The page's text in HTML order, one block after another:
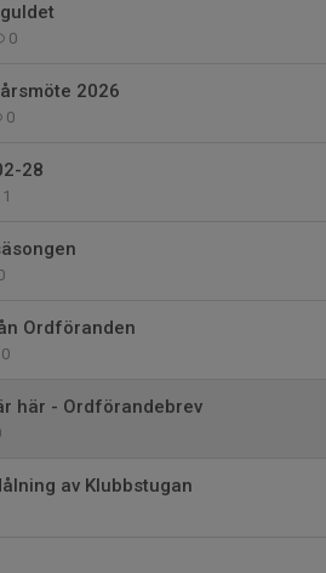
0
2026
0
28
1
Ordföranden
0
här - Ordförandebrev
av Klubbstugan